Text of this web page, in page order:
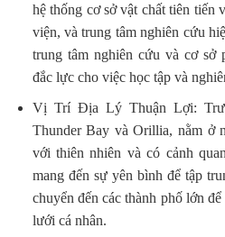
hệ thống cơ sở vật chất tiên tiến
viện, và trung tâm nghiên cứu
trung tâm nghiên cứu và cơ sở
đắc lực cho việc học tập và
Vị Trí Địa Lý Thuận Lợi:
Thunder Bay và Orillia, nằm ở
với thiên nhiên và có cảnh
mang đến sự yên bình để tập
chuyển đến các thành phố lớn
lưới cá nhân.